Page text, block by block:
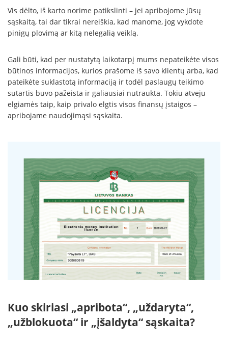
Vis dėlto, iš karto norime patikslinti – jei apribojome jūsų
sąskaitą, tai dar tikrai nereiškia, kad manome, jog vykdote
pinigų plovimą ar kitą nelegalią veiklą.
Gali būti, kad per nustatytą laikotarpį mums nepateikėte visos
būtinos informacijos, kurios prašome iš savo klientų arba, kad
pateikėte suklastotą informaciją ir todėl paslaugų teikimo
sutartis buvo pažeista ir galiausiai nutraukta. Tokiu atveju
elgiamės taip, kaip privalo elgtis visos finansų įstaigos –
apribojame naudojimąsi sąskaita.
Kuo skiriasi „apribota“, „uždaryta“,
„užblokuota“ ir „įšaldyta“ sąskaita?